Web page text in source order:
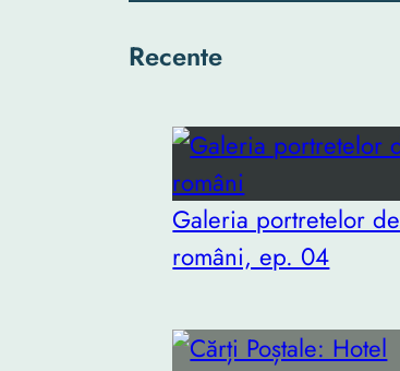
Recente
Galeria portretelor de
români, ep. 04